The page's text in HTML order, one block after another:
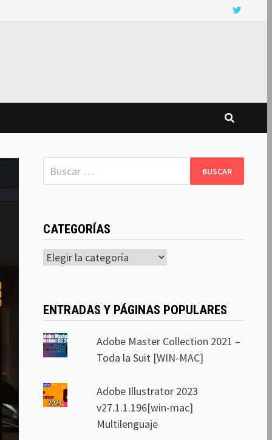
Buscar:
CATEGORÍAS
Categorías
ENTRADAS Y PÁGINAS POPULARES
Adobe Master Collection 2021 –
Toda la Suit [WIN-MAC]
Adobe Illustrator 2023
v27.1.1.196[win-mac]
Multilenguaje